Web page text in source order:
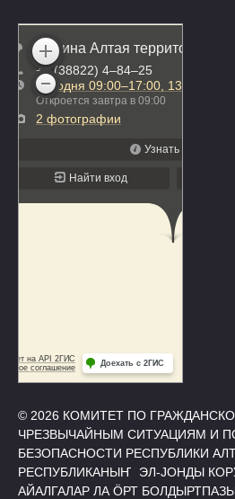
© 2026 КОМИТЕТ ПО
ЧРЕЗВЫЧАЙНЫМ СИТУАЦИЯМ И
БЕЗОПАСНОСТИ РЕСПУБЛИКИ
РЕСПУБЛИКАНЫҤ ЭЛ-ЈОНДЫ
АЙАЛГАЛАР ЛА ӦРТ